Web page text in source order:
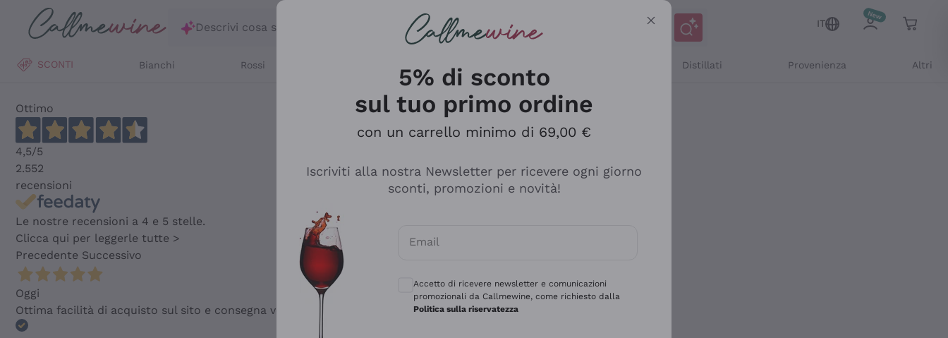
Salta al contenuto principale
Descrivi cosa stai cercando
IT
SCONTI Bianchi Rossi Distillati Provenienza Altri
Ottimo
4,5/5
2.552
recensioni
Le nostre recensioni a 4 e 5 stelle.
Clicca qui per leggerle tutte >
Precedente Successivo
Oggi
Ottima facilità di acquisto sul sito e consegna velocissima
5% di sconto
sul tuo primo ordine
con un carrello minimo di 69,00 €
Iscriviti alla nostra Newsletter per ricevere ogni giorno
sconti, promozioni e novità!
Email
Accetto di ricevere newsletter e comunicazioni
promozionali da Callmewine, come richiesto dalla
Politica sulla riservatezza